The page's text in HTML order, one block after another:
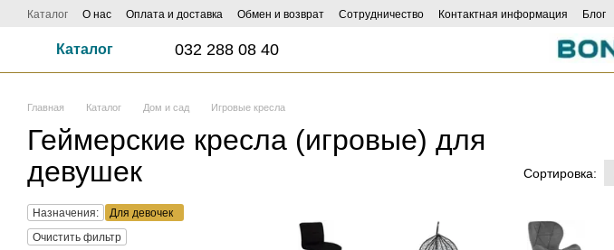
Перейти к основному контенту
Каталог О нас Оплата и доставка Обмен и возврат Сотрудничество Контактная информация Блог
Каталог 032 288 08 40
Главная Каталог Дом и сад Игровые кресла
Геймерские кресла (игровые) для
девушек
Сортировка:
Назначения:
Для девочек
Очистить фильтр